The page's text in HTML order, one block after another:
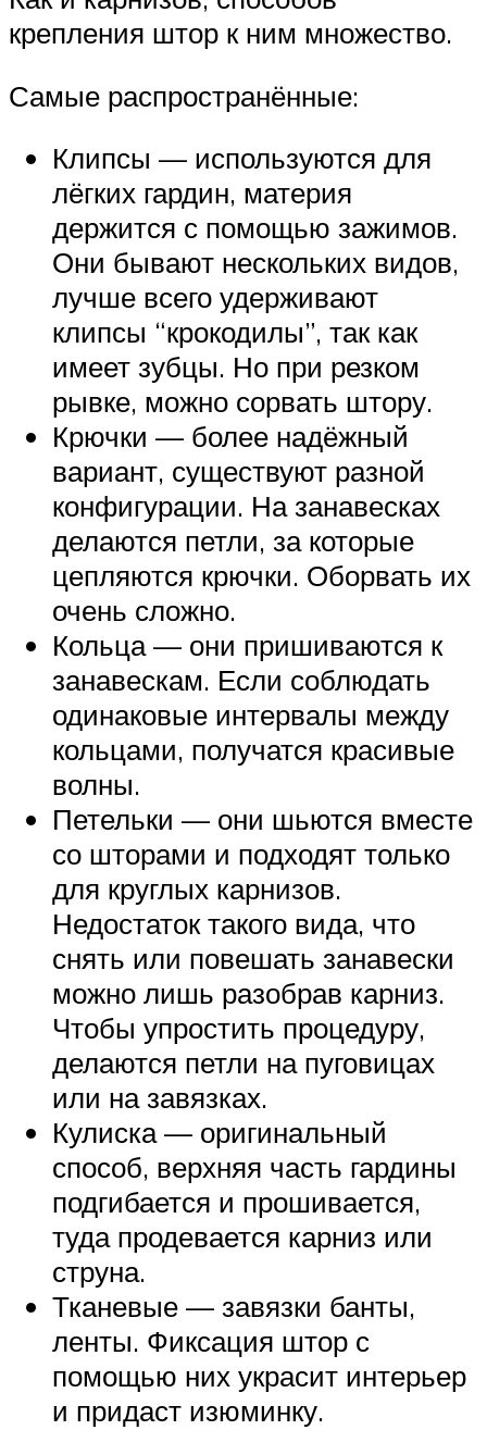
крепления штор к ним множество.
Самые распространённые:
Клипсы — используются для
лёгких гардин, материя
держится с помощью зажимов.
Они бывают нескольких видов,
лучше всего удерживают
клипсы “крокодилы”, так как
имеет зубцы. Но при резком
рывке, можно сорвать штору.
Крючки — более надёжный
вариант, существуют разной
конфигурации. На занавесках
делаются петли, за которые
цепляются крючки. Оборвать их
очень сложно.
Кольца — они пришиваются к
занавескам. Если соблюдать
одинаковые интервалы между
кольцами, получатся красивые
волны.
Петельки — они шьются вместе
со шторами и подходят только
для круглых карнизов.
Недостаток такого вида, что
снять или повешать занавески
можно лишь разобрав карниз.
Чтобы упростить процедуру,
делаются петли на пуговицах
или на завязках.
Кулиска — оригинальный
способ, верхняя часть гардины
подгибается и прошивается,
туда продевается карниз или
струна.
Тканевые — завязки банты,
ленты. Фиксация штор с
помощью них украсит интерьер
и придаст изюминку.